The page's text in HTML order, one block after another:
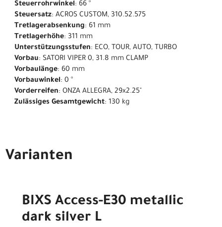
Steuerrohrwinkel: 66 °
Steuersatz: ACROS CUSTOM, 310.52.575
Tretlagerabsenkung: 61 mm
Tretlagerhöhe: 311 mm
Unterstützungsstufen: ECO, TOUR, AUTO, TURBO
Vorbau: SATORI VIPER 0, 31.8 mm CLAMP
Vorbaulänge: 60 mm
Vorbauwinkel: 0 °
Vorderreifen: ONZA ALLEGRA, 29x2.25"
Zulässiges Gesamtgewicht: 130 kg
Varianten
BIXS Access-E30 metallic
dark silver L